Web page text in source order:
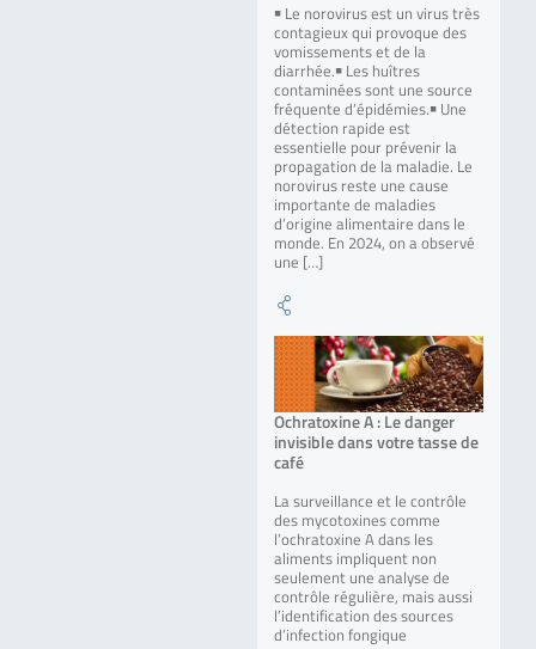
￭ Le norovirus est un virus très
contagieux qui provoque des
vomissements et de la
diarrhée.￭ Les huîtres
contaminées sont une source
fréquente d’épidémies.￭ Une
détection rapide est
essentielle pour prévenir la
propagation de la maladie. Le
norovirus reste une cause
importante de maladies
d’origine alimentaire dans le
monde. En 2024, on a observé
une […]
Ochratoxine A : Le danger
invisible dans votre tasse de
café
La surveillance et le contrôle
des mycotoxines comme
l’ochratoxine A dans les
aliments impliquent non
seulement une analyse de
contrôle régulière, mais aussi
l’identification des sources
d’infection fongique